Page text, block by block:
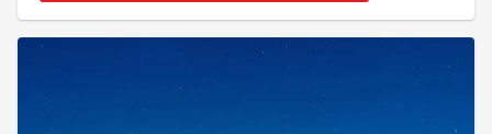
l'espace laveuse/sécheuse à l'abris des regards,